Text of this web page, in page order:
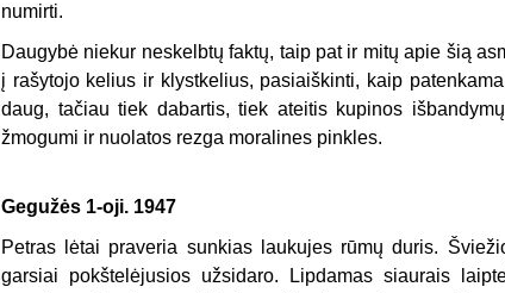
numirti.
Daugybė niekur neskelbtų faktų, taip pat ir mitų apie šią
į rašytojo kelius ir klystkelius, pasiaiškinti, kaip
daug, tačiau tiek dabartis, tiek ateitis kupinos
žmogumi ir nuolatos rezga moralines pinkles.
Gegužės 1-oji. 1947
Petras lėtai praveria sunkias laukujes rūmų duris.
garsiai pokštelėjusios užsidaro. Lipdamas siaurais